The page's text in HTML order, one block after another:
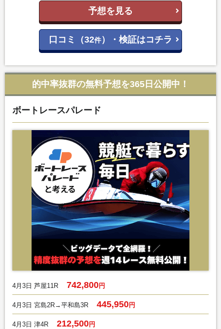
予想を見る
口コミ（32件）・検証はコチラ
的中率抜群の無料予想を365日公開中！
ボートレースパレード
4月3日 芦屋11R 742,800円
4月3日 宮島2R→平和島3R 445,950円
4月3日 津4R 212,500円